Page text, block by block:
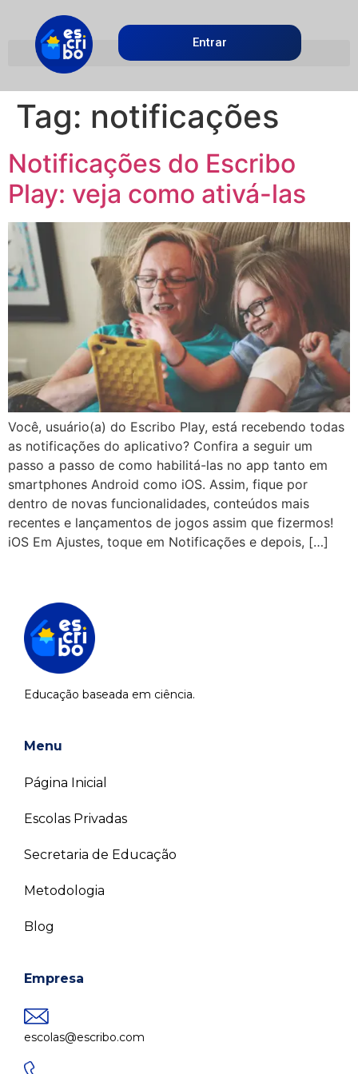
Entrar
Tag: notificações
Notificações do Escribo
Play: veja como ativá-las
Você, usuário(a) do Escribo Play, está recebendo todas
as notificações do aplicativo? Confira a seguir um
passo a passo de como habilitá-las no app tanto em
smartphones Android como iOS. Assim, fique por
dentro de novas funcionalidades, conteúdos mais
recentes e lançamentos de jogos assim que fizermos!
iOS Em Ajustes, toque em Notificações e depois, […]
Educação baseada em ciência.
Menu
Página Inicial
Escolas Privadas
Secretaria de Educação
Metodologia
Blog
Empresa
escolas@escribo.com